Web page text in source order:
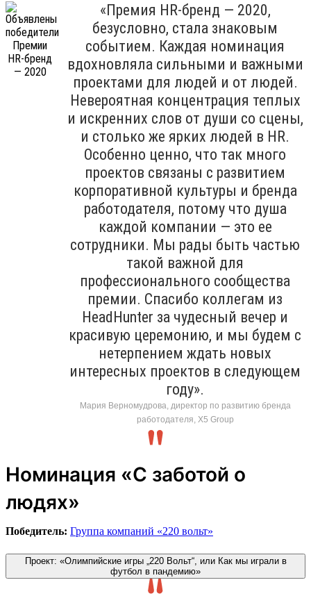
«Премия HR-бренд — 2020,
безусловно, стала знаковым
событием. Каждая номинация
вдохновляла сильными и важными
проектами для людей и от людей.
Невероятная концентрация теплых
и искренних слов от души со сцены,
и столько же ярких людей в HR.
Особенно ценно, что так много
проектов связаны с развитием
корпоративной культуры и бренда
работодателя, потому что душа
каждой компании — это ее
сотрудники. Мы рады быть частью
такой важной для
профессионального сообщества
премии. Спасибо коллегам из
HeadHunter за чудесный вечер и
красивую церемонию, и мы будем с
нетерпением ждать новых
интересных проектов в следующем
году».
Мария Верномудрова, директор по развитию бренда
работодателя, X5 Group
Номинация «С заботой о
людях»
Победитель: Группа компаний «220 вольт»
Проект: «Олимпийские игры „220 Вольт“, или Как мы играли в
футбол в пандемию»